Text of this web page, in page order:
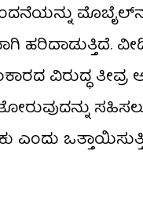
ವಿರುದ್ಧ ತೀವ್ರ
ಸಹಿಸಲು
ಎಂದು